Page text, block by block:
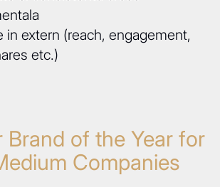
in extern (reach, engagement,
etc.)
Brand of the Year for
Companies